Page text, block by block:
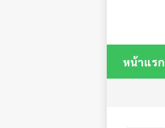
หน้าแรก